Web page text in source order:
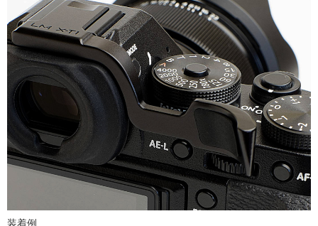
装着例